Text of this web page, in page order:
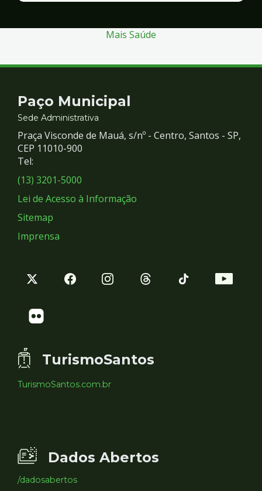
Segurança
Mais Saúde
Contato
e
Redes
Sociais
Paço Municipal
Sede Administrativa
Praça Visconde de Mauá, s/nº - Centro, Santos - SP,
CEP 11010-900
Tel:
(13) 3201-5000
Lei de Acesso à Informação
Sitemap
Imprensa
TurismoSantos
TurismoSantos.com.br
Dados Abertos
/dadosabertos